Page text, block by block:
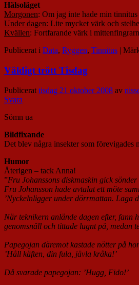
Hälsoläget
Morgonen: Om jag inte hade min
Under dagen: Lite mycket värk och
Kvällen: Fortfarande värk i
Publicerat i Data, Ryggen, Tinnitus |
Väldigt trött Tisdag
Publicerat tisdag 21 oktober 2008 av
Svara
Sömn ua
Bildfixande
Det blev några insekter som förevigades
Humor
Återigen – tack Anna!
”Fru Johanssons diskmaskin gick
Fru Johansson hade avtalat ett möte
’Nyckelnligger under dörrmattan. Laga
När teknikern anlände dagen efter, fann
genomsnäll och tittade lugnt på, medan
Papegojan däremot kastade nötter på
’Håll käften, din fula, jävla kråka!’
Då svarade papegojan: ’Hugg, Fido!’